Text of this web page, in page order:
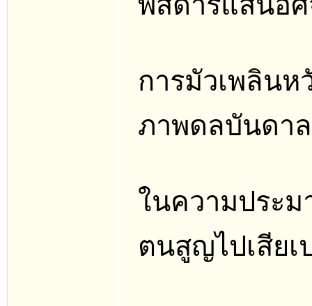
การมัวเพลินห
ภาพดลบันดา
ในความประม
ตนสูญไปเสียเ